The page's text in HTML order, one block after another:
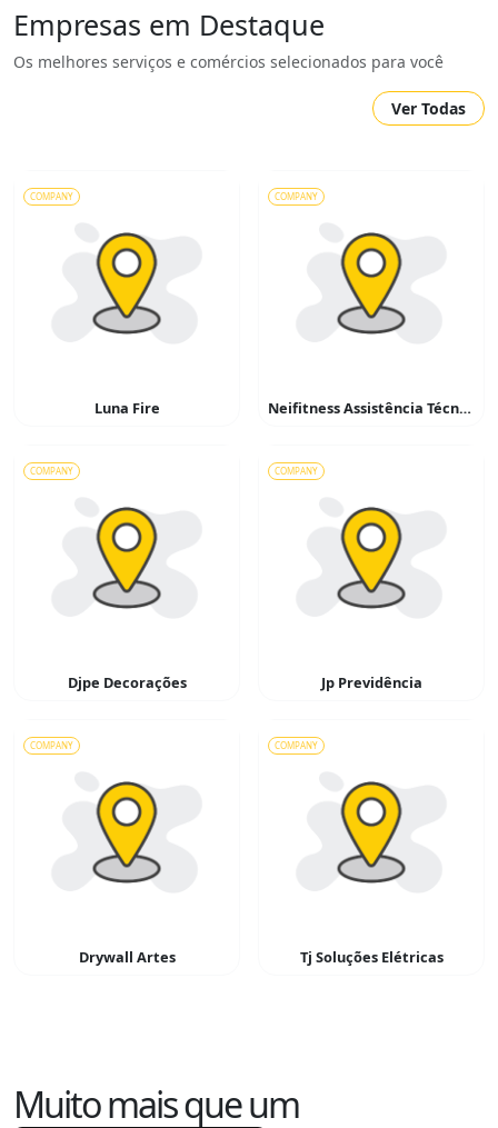
Empresas em Destaque
Os melhores serviços e comércios selecionados para você
Ver Todas
COMPANY
Luna Fire
COMPANY
Neifitness Assistência Técnica Em Esteiras e Equipantos de Ginástica
COMPANY
Djpe Decorações
COMPANY
Jp Previdência
COMPANY
Drywall Artes
COMPANY
Tj Soluções Elétricas
Muito mais que um